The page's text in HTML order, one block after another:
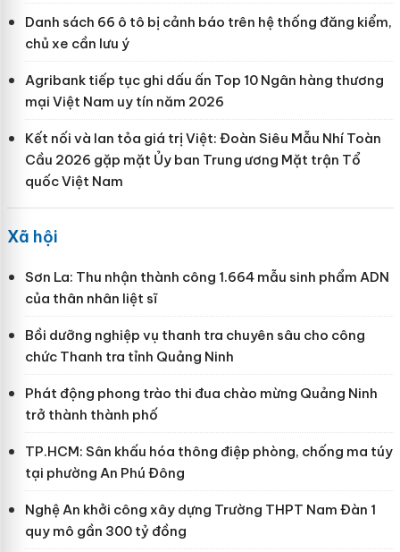
Danh sách 66 ô tô bị cảnh báo trên hệ thống đăng kiểm,
chủ xe cần lưu ý
Agribank tiếp tục ghi dấu ấn Top 10 Ngân hàng thương
mại Việt Nam uy tín năm 2026
Kết nối và lan tỏa giá trị Việt: Đoàn Siêu Mẫu Nhí Toàn
Cầu 2026 gặp mặt Ủy ban Trung ương Mặt trận Tổ
quốc Việt Nam
Xã hội
Sơn La: Thu nhận thành công 1.664 mẫu sinh phẩm ADN
của thân nhân liệt sĩ
Bồi dưỡng nghiệp vụ thanh tra chuyên sâu cho công
chức Thanh tra tỉnh Quảng Ninh
Phát động phong trào thi đua chào mừng Quảng Ninh
trở thành thành phố
TP.HCM: Sân khấu hóa thông điệp phòng, chống ma túy
tại phường An Phú Đông
Nghệ An khởi công xây dựng Trường THPT Nam Đàn 1
quy mô gần 300 tỷ đồng